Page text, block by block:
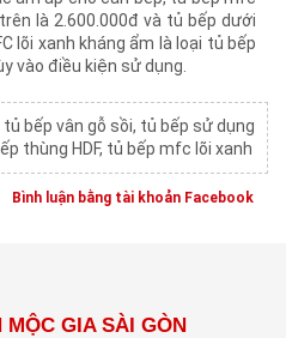
là 2.600.000đ và tủ bếp dưới
lõi xanh kháng ẩm là loại tủ bếp
vào điều kiện sử dụng.
tủ bếp vân gỗ sồi, tủ bếp sử dụng
thùng HDF, tủ bếp mfc lõi xanh
Bình luận bằng tài khoản Facebook
MỘC GIA SÀI GÒN